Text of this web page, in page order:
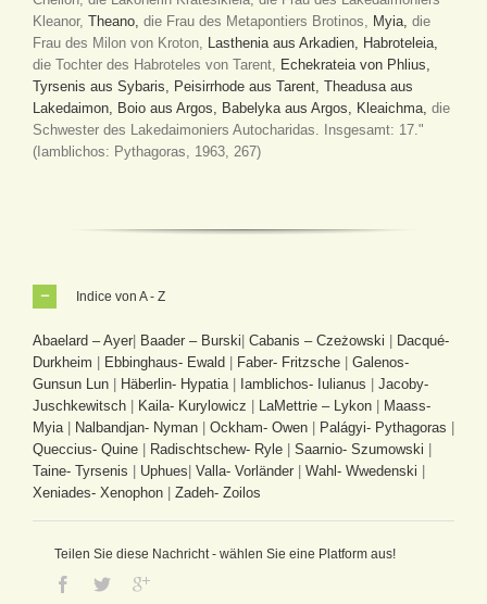
Kleanor, Theano, die Frau des Metapontiers Brotinos, Myia, die
Frau des Milon von Kroton,
Lasthenia aus Arkadien,
Habroteleia,
die Tochter des Habroteles von Tarent,
Echekrateia von Phlius,
Tyrsenis aus Sybaris,
Peisirrhode aus Tarent, Theadusa aus
Lakedaimon,
Boio aus Argos, Babelyka aus Argos, Kleaichma, die
Schwester des Lakedaimoniers Autocharidas. Insgesamt: 17."
(Iamblichos: Pythagoras, 1963, 267)
Indice von A - Z
Abaelard – Ayer Baader – Burski Cabanis – Czeżowski
Dacqué-
Durkheim
Ebbinghaus- Ewald Faber- Fritzsche
Galenos-
Gunsun Lun
Häberlin- Hypatia Iamblichos- Iulianus
Jacoby-
Juschkewitsch
Kaila- Kurylowicz LaMettrie – Lykon
Maass-
Myia
Nalbandjan- Nyman Ockham- Owen Palágyi- Pythagoras
Queccius- Quine
Radischtschew- Ryle Saarnio- Szumowski
Taine- Tyrsenis
Uphues Valla- Vorländer Wahl- Wwedenski
Xeniades- Xenophon
Zadeh- Zoilos
Teilen Sie diese Nachricht - wählen Sie eine Platform aus!